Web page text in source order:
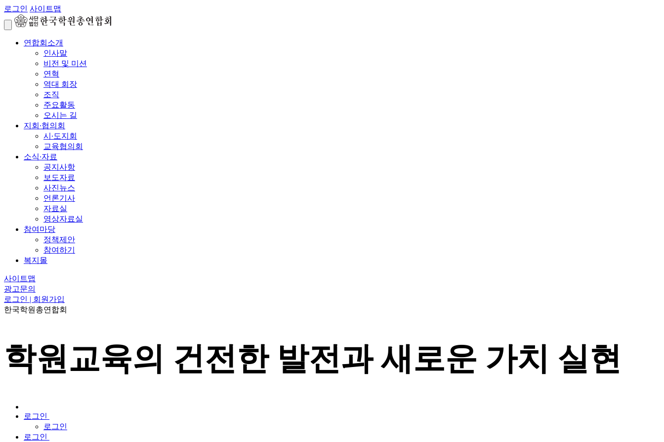
로그인 사이트맵
연합회소개
인사말
비전 및 미션
연혁
역대 회장
조직
주요활동
오시는 길
지회∙협의회
시∙도지회
교육협의회
소식∙자료
공지사항
보도자료
사진뉴스
언론기사
자료실
영상자료실
참여마당
정책제안
참여하기
복지몰
사이트맵
광고문의
로그인 | 회원가입
한국학원총연합회
학원교육의 건전한 발전과 새로운 가치 실현
로그인
로그인
로그인